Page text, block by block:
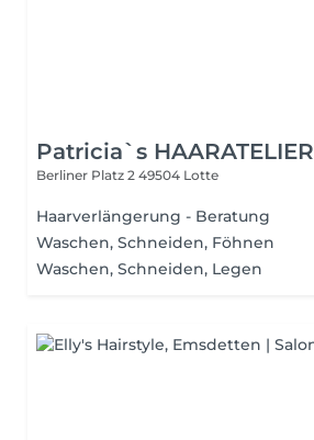
Patricia`s HAARATELIER
Berliner Platz 2 49504 Lotte
Haarverlängerung - Beratung
Waschen, Schneiden, Föhnen
Waschen, Schneiden, Legen